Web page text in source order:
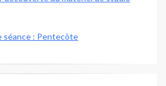
séance : Pentecôte